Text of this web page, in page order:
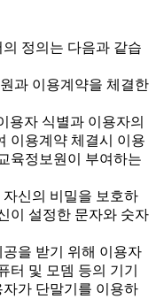
정의는 다음과 같습
과 이용계약을 체결한
자 식별과 이용자의
이용계약 체결시 이용
육정보원이 부여하는
신의 비밀을 보호하
이 설정한 문자와 숫자
을 받기 위해 이용자
터 및 모뎀 등의 기기
가 단말기를 이용하